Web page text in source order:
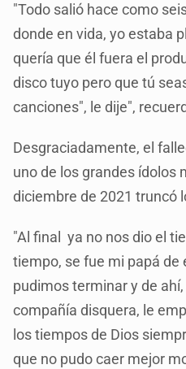
"Todo salió hace como
donde en vida, yo estaba
quería que él fuera el
disco tuyo pero que tú
canciones", le dije",
Desgraciadamente, el
uno de los grandes ídolos
diciembre de 2021 truncó
"Al final ya no nos dio el
tiempo, se fue mi papá de
pudimos terminar y de
compañía disquera, le
los tiempos de Dios
que no pudo caer mejor